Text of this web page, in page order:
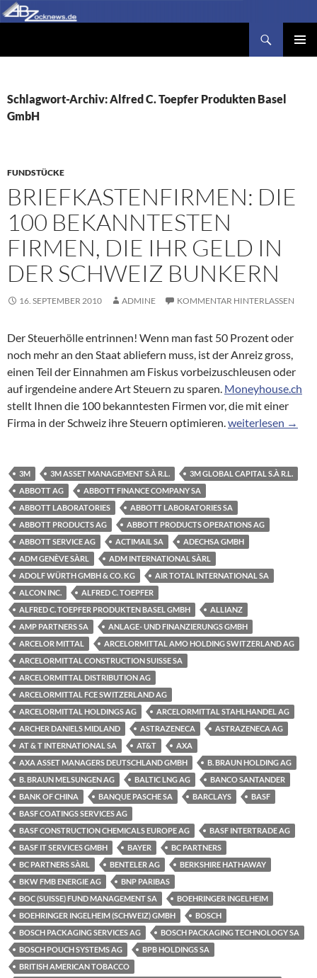
Zum
Inhalt
Schlagwort-Archiv: Alfred C. Toepfer Produkten Basel
GmbH
FUNDSTÜCKE
BRIEFKASTENFIRMEN: DIE
100 BEKANNTESTEN
FIRMEN, DIE IHR GELD IN
DER SCHWEIZ BUNKERN
16. SEPTEMBER 2010 ADMINE KOMMENTAR HINTERLASSEN
Der Steuerhölle entrinnen! Wenn man fast 50 Prozent oder
noch mehr an den Staat abliefern muss, ist der Anreiz gross,
einen Teil der Einnahmen am Fiskus vorbeizuschleusen oder
auf irgendeine andere Art Steuern zu sparen. Moneyhouse.ch
stellt Ihnen die 100 bekanntesten Firmen vor, die mit einer
Firma in der Schweiz ihre Steuern optimieren.weiterlesen →
3M 3M ASSET MANAGEMENT S.À R.L.
3M GLOBAL CAPITAL S.À R.L.
ABBOTT AG
ABBOTT FINANCE COMPANY SA
ABBOTT LABORATORIES
ABBOTT LABORATORIES SA
ABBOTT PRODUCTS AG
ABBOTT PRODUCTS OPERATIONS AG
ABBOTT SERVICE AG
ACTIMAIL SA
ADECHSA GMBH
ADM GENÈVE SÀRL
ADM INTERNATIONAL SÀRL
ADOLF WÜRTH GMBH & CO. KG
AIR TOTAL INTERNATIONAL SA
ALCON INC.
ALFRED C. TOEPFER
ALFRED C. TOEPFER PRODUKTEN BASEL GMBH
ALLIANZ
AMP PARTNERS SA
ANLAGE- UND FINANZIERUNGS GMBH
ARCELOR MITTAL
ARCELORMITTAL AMO HOLDING SWITZERLAND AG
ARCELORMITTAL CONSTRUCTION SUISSE SA
ARCELORMITTAL DISTRIBUTION AG
ARCELORMITTAL FCE SWITZERLAND AG
ARCELORMITTAL HOLDINGS AG
ARCELORMITTAL STAHLHANDEL AG
ARCHER DANIELS MIDLAND
ASTRAZENECA
ASTRAZENECA AG
AT & T INTERNATIONAL SA
AT&T
AXA
AXA ASSET MANAGERS DEUTSCHLAND GMBH
B. BRAUN HOLDING AG
B. BRAUN MELSUNGEN AG
BALTIC LNG AG
BANCO SANTANDER
BANK OF CHINA
BANQUE PASCHE SA BARCLAYS
BASF
BASF COATINGS SERVICES AG
BASF CONSTRUCTION CHEMICALS EUROPE AG
BASF INTERTRADE AG
BASF IT SERVICES GMBH
BAYER
BC PARTNERS
BC PARTNERS SÀRL
BENTELER AG
BERKSHIRE HATHAWAY
BKW FMB ENERGIE AG
BNP PARIBAS
BOC (SUISSE) FUND MANAGEMENT SA
BOEHRINGER INGELHEIM
BOEHRINGER INGELHEIM (SCHWEIZ) GMBH
BOSCH
BOSCH PACKAGING SERVICES AG
BOSCH PACKAGING TECHNOLOGY SA
BOSCH POUCH SYSTEMS AG
BPB HOLDINGS SA
BRITISH AMERICAN TOBACCO